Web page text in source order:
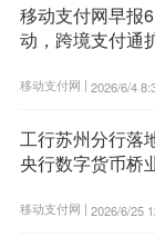
移动支付网早报
动，跨境支付通
移动支付网 | 2026/6/4
工行苏州分行落
央行数字货币桥
移动支付网 | 2026/6/25